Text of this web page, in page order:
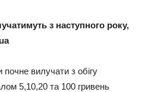
з наступного року,
вилучати з обігу
5,10,20 та 100 гривень